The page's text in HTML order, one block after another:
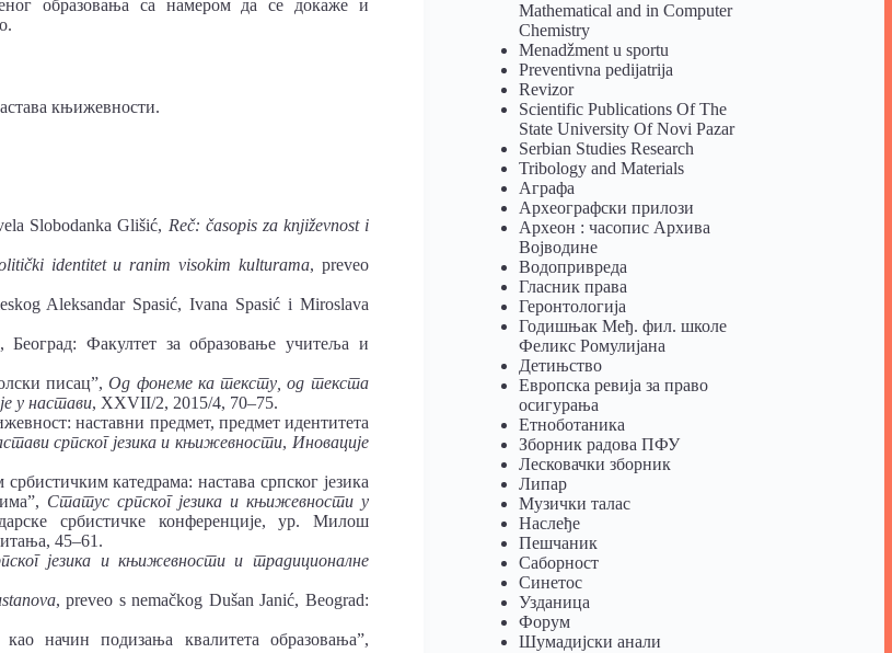
образовања са намером да се докаже и
књижевности.
Slobodanka Glišić, Reč: časopis za književnost i
čki identitet u ranim visokim kulturama, preveo
Aleksandar Spasić, Ivana Spasić i Miroslava
, Београд: Факултет за образовање учитеља и
писац”,Од фонеме ка тексту, од текста
у настави, XXVII/2, 2015/4, 70–75.
наставни предмет, предмет идентитета
српског језика и књижевности, Иновације
катедрама: настава српског језика
Статус српског језика и књижевности у
србистичке конференције, ур. Милош
45–61.
језика и књижевности и традиционалне
, preveo s nemačkog Dušan Janić, Beograd:
начин подизања квалитета образовања”,
Mathematical and in Computer
Chemistry
Menadžment u sportu
Preventivna pedijatrija
Revizor
Scientific Publications Of The
State University Of Novi Pazar
Serbian Studies Research
Tribology and Materials
Аграфа
Археографски прилози
Археон : часопис Архива
Војводине
Водопривреда
Гласник права
Геронтологија
Годишњак Међ. фил. школе
Феликс Ромулијана
Детињство
Европска ревија за право
осигурања
Eтноботаника
Зборник радова ПФУ
Лесковачки зборник
Липар
Музички талас
Наслеђе
Пешчаник
Саборност
Синетос
Узданица
Форум
Шумадијски анали